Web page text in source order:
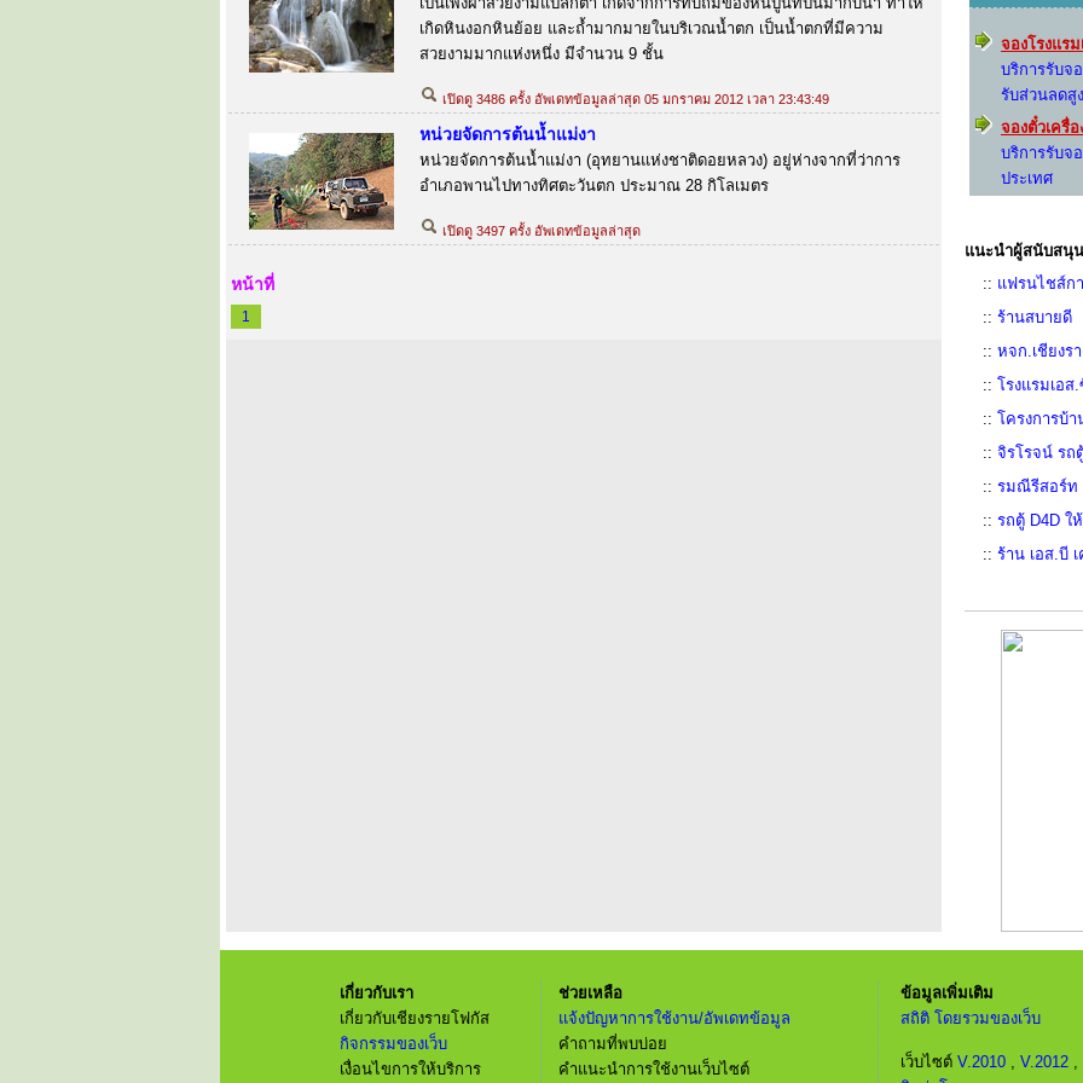
เกิดหินงอกหินย้อย และถ้ำมากมายในบริเวณน้ำตก เป็นน้ำตกที่มีความ
สวยงามมากแห่งหนึ่ง มีจำนวน 9 ชั้น
เปิดดู 3486 ครั้ง อัพเดทข้อมูลล่าสุด 05 มกราคม 2012 เวลา 23:43:49
หน่วยจัดการต้นน้ำแม่งา
หน่วยจัดการต้นน้ำแม่งา (อุทยานแห่งชาติดอยหลวง) อยู่ห่างจากที่ว่าการ
อำเภอพานไปทางทิศตะวันตก ประมาณ 28 กิโลเมตร
เปิดดู 3497 ครั้ง อัพเดทข้อมูลล่าสุด
หน้าที่
1
จองโรงแรม
บริการรับจ
รับส่วนลดสู
จองตั๋วเครื่
บริการรับจ
ประเทศ
แนะนำผู้สนับสนุ
:: แฟรนไชส์ก
:: ร้านสบายดี
:: หจก.เชียงร
:: โรงแรมเอส
:: โครงการบ้า
:: จิรโรจน์ รถ
:: รมณีรีสอร์ท
:: รถตู้ D4D
:: ร้าน เอส.บี
เกี่ยวกับเรา
เกี่ยวกับเชียงรายโฟกัส
กิจกรรมของเว็บ
เงื่อนไขการให้บริการ
ช่วยเหลือ
แจ้งปัญหาการใช้งาน/อัพเดทข้อมูล
คำถามที่พบบ่อย
คำแนะนำการใช้งานเว็บไซต์
ข้อมูลเพิ่มเติม
สถิติ โดยรวมของเว็บ
เว็บไซต์ V.2010 , V.2012 ,